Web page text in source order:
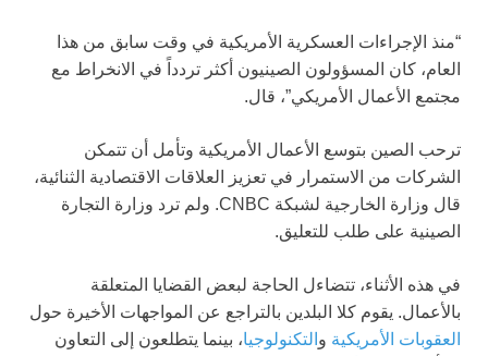
“منذ الإجراءات العسكرية الأمريكية في وقت سابق من هذا
العام، كان المسؤولون الصينيون أكثر تردداً في الانخراط مع
مجتمع الأعمال الأمريكي”، قال.
ترحب الصين بتوسع الأعمال الأمريكية وتأمل أن تتمكن
الشركات من الاستمرار في تعزيز العلاقات الاقتصادية الثنائية،
قال وزارة الخارجية لشبكة CNBC. ولم ترد وزارة التجارة
الصينية على طلب للتعليق.
في هذه الأثناء، تتضاءل الحاجة لبعض القضايا المتعلقة
بالأعمال. يقوم كلا البلدين بالتراجع عن المواجهات الأخيرة حول
العقوبات الأمريكية و التكنولوجيا، بينما يتطلعون إلى التعاون